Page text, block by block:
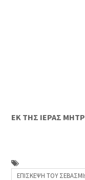
ΕΚ ΤΗΣ ΙΕΡΑΣ
ΕΠΙΣΚΕΨΗ ΤΟΥ